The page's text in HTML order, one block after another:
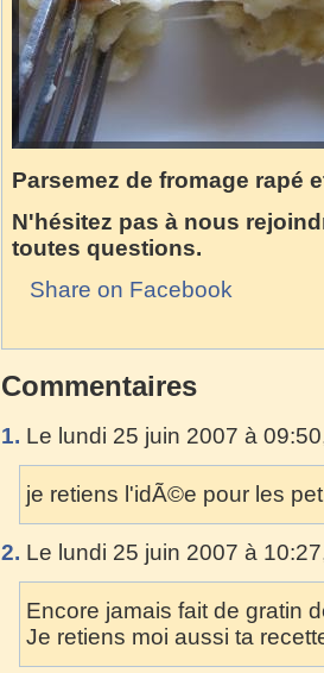
Parsemez de fromage rapé
N'hésitez pas à nous
toutes questions.
Share on Facebook
Commentaires
1. Le lundi 25 juin 2007 à
je retiens l'idÃ©e pour les
2. Le lundi 25 juin 2007 à
Encore jamais fait de gratin
Je retiens moi aussi ta